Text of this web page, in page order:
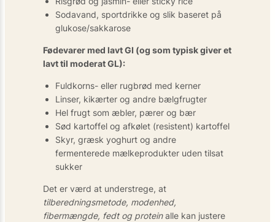
Sodavand, sportdrikke og slik baseret på
glukose/sakkarose
Fødevarer med lavt GI (og som typisk giver et
lavt til moderat GL):
Fuldkorns- eller rugbrød med kerner
Linser, kikærter og andre bælgfrugter
Hel frugt som æbler, pærer og bær
Sød kartoffel og afkølet (resistent) kartoffel
Skyr, græsk yoghurt og andre
fermenterede mælkeprodukter uden tilsat
sukker
Det er værd at understrege, at
tilberedningsmetode, modenhed,
fibermængde, fedt og proteinalle kan justere